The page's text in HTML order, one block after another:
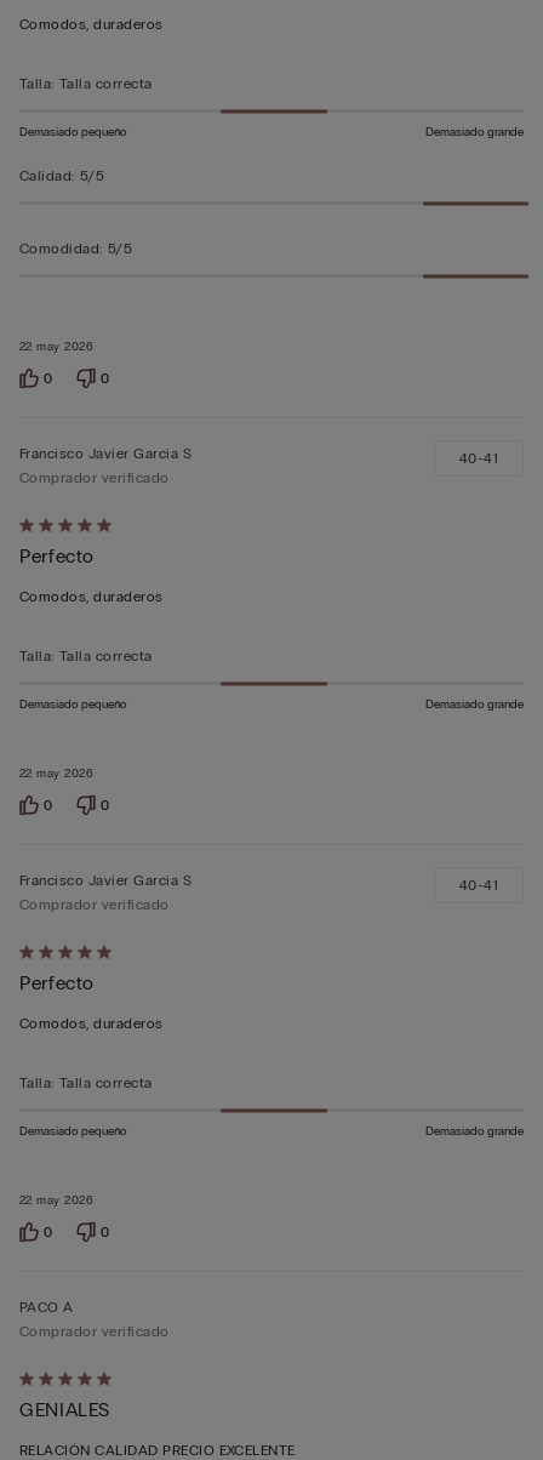
5
5
22 may 2026
Comodos, duraderos
Talla: Talla correcta
Demasiado pequeño Demasiado grande
Calidad: 5/5
Comodidad: 5/5
0 0
Calificación
de
5
5
22 may 2026
Francisco Javier Garcia S
Comprador verificado
Perfecto
Comodos, duraderos
40-41
Talla: Talla correcta
Demasiado pequeño Demasiado grande
0 0
Calificación
de
5
5
22 may 2026
Francisco Javier Garcia S
Comprador verificado
Perfecto
Comodos, duraderos
40-41
Talla: Talla correcta
Demasiado pequeño Demasiado grande
0 0
Calificación
de
5
PACO A
Comprador verificado
GENIALES
RELACIÓN CALIDAD PRECIO EXCELENTE